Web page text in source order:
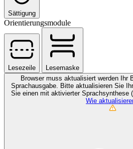
Sättigung
Orientierungsmodule
Lesezeile
Lesemaske
Browser muss aktualisiert werden
Ihr
Sprachausgabe. Bitte aktualisieren Sie
Sie einen mit aktivierter Sprachsynthese
Wie